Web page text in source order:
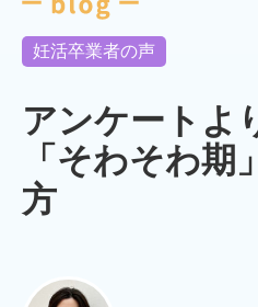
妊活卒業者の声
アンケート
「そわそわ期
方